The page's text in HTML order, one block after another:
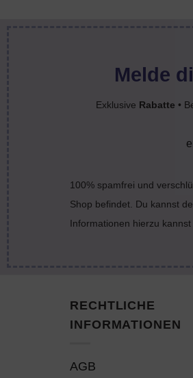
Melde
Exklusive Rabatte •
100% spamfrei und
Shop befindet. Du kannst
Informationen hierzu
RECHTLICHE
INFORMATIONEN
AGB